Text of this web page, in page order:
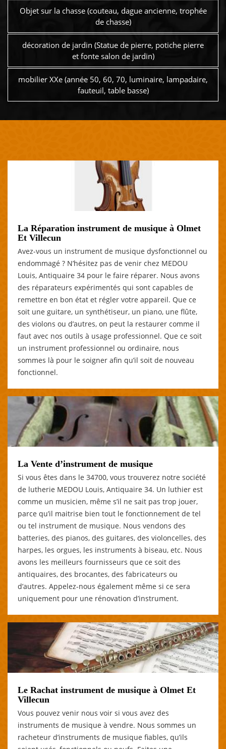
Objet sur la chasse (couteau, dague ancienne, trophée
de chasse)
décoration de jardin (Statue de pierre, potiche pierre
et fonte salon de jardin)
mobilier XXe (année 50, 60, 70, luminaire, lampadaire,
fauteuil, table basse)
La Réparation instrument de musique à Olmet
Et Villecun
Avez-vous un instrument de musique dysfonctionnel ou
endommagé ? N’hésitez pas de venir chez MEDOU
Louis, Antiquaire 34 pour le faire réparer. Nous avons
des réparateurs expérimentés qui sont capables de
remettre en bon état et régler votre appareil. Que ce
soit une guitare, un synthétiseur, un piano, une flûte,
des violons ou d’autres, on peut la restaurer comme il
faut avec nos outils à usage professionnel. Que ce soit
un instrument professionnel ou ordinaire, nous
sommes là pour le soigner afin qu’il soit de nouveau
fonctionnel.
La Vente d’instrument de musique
Si vous êtes dans le 34700, vous trouverez notre société
de lutherie MEDOU Louis, Antiquaire 34. Un luthier est
comme un musicien, même s’il ne sait pas trop jouer,
parce qu’il maitrise bien tout le fonctionnement de tel
ou tel instrument de musique. Nous vendons des
batteries, des pianos, des guitares, des violoncelles, des
harpes, les orgues, les instruments à biseau, etc. Nous
avons les meilleurs fournisseurs que ce soit des
antiquaires, des brocantes, des fabricateurs ou
d’autres. Appelez-nous également même si ce sera
uniquement pour une rénovation d’instrument.
Le Rachat instrument de musique à Olmet Et
Villecun
Vous pouvez venir nous voir si vous avez des
instruments de musique à vendre. Nous sommes un
racheteur d’instruments de musique fiables, qu’ils